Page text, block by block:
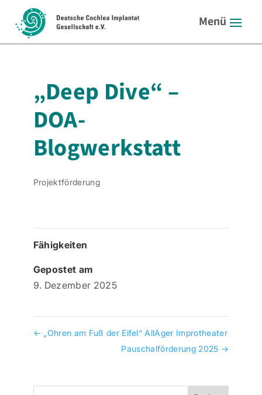
„Deep Dive“ –
DOA-
Blogwerkstatt
Projektförderung
Fähigkeiten
Gepostet am
9. Dezember 2025
← „Ohren am Fuß der Eifel“ AllAger Improtheater
Pauschalförderung 2025 →